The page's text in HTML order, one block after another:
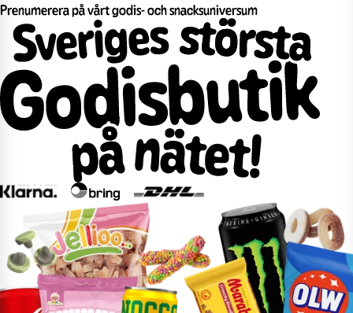
Prenumerera på vårt godis- och snacksuniversum